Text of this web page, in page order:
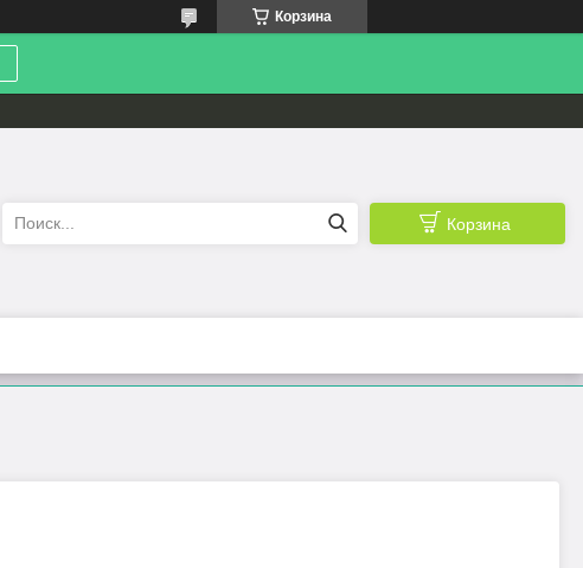
Корзина
Корзина